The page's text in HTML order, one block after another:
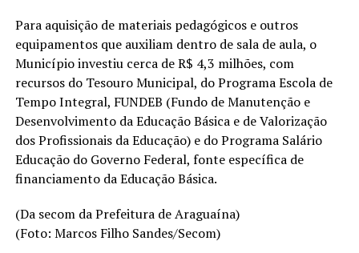
Para aquisição de materiais pedagógicos e outros
equipamentos que auxiliam dentro de sala de aula, o
Município investiu cerca de R$ 4,3 milhões, com
recursos do Tesouro Municipal, do Programa Escola de
Tempo Integral, FUNDEB (Fundo de Manutenção e
Desenvolvimento da Educação Básica e de Valorização
dos Profissionais da Educação) e do Programa Salário
Educação do Governo Federal, fonte específica de
financiamento da Educação Básica.
(Da secom da Prefeitura de Araguaína)
(Foto: Marcos Filho Sandes/Secom)